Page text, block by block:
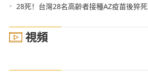
• 28死！台灣28名高齡者接種AZ疫苗後猝死
視頻